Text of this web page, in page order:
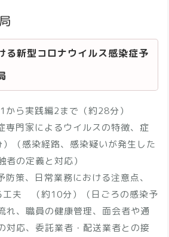
る新型コロナウイルス感染症予
ら実践編2まで（約28分）
門家によるウイルスの特徴、症
（感染経路、感染疑いが発生した
の定義と対応）
策、日常業務における注意点、
工夫 （約10分）（日ごろの感染予
れ、職員の健康管理、面会者や通
対応、委託業者・配送業者との接